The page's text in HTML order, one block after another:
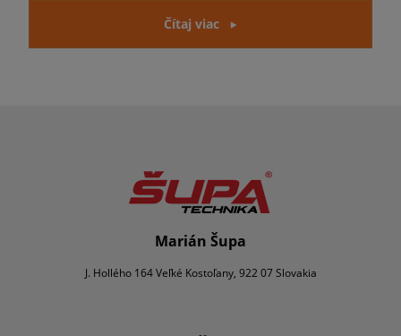
Čítaj viac
Marián Šupa
J. Hollého 164 Veľké Kostoľany, 922 07 Slovakia